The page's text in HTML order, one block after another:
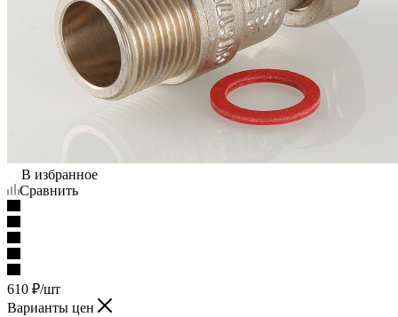
В избранное
Сравнить
610 ₽/шт
Варианты цен